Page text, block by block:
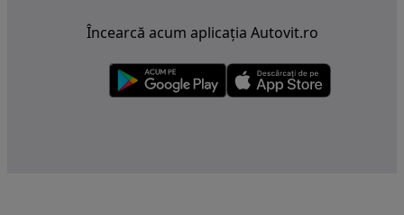
Încearcă acum aplicația Autovit.ro